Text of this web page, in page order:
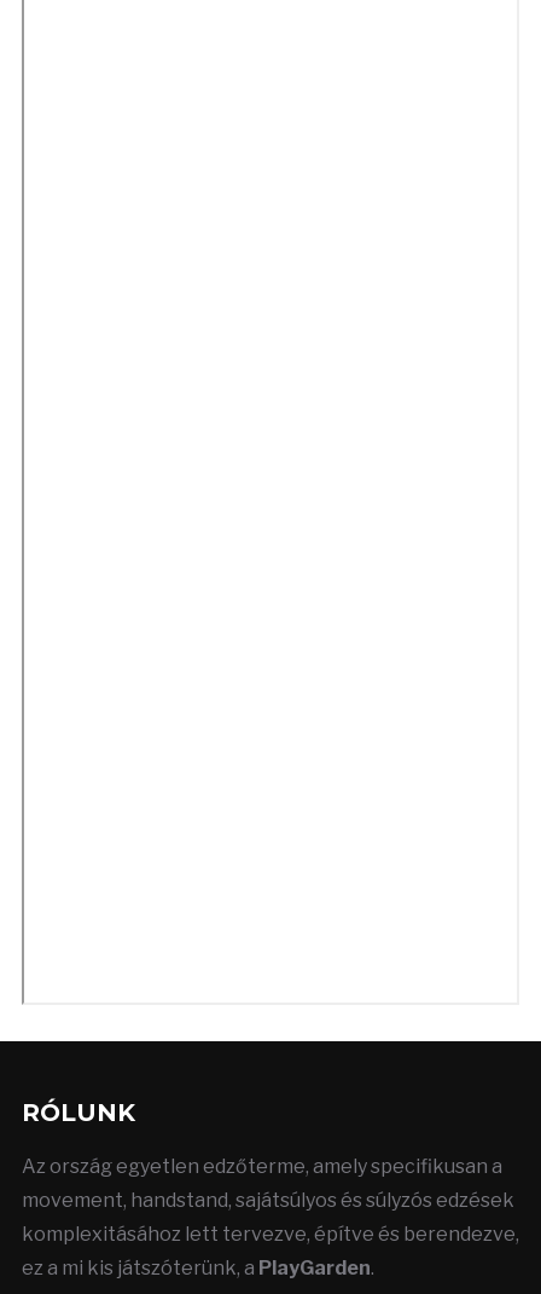
RÓLUNK
Az ország egyetlen edzőterme, amely specifikusan a
movement, handstand, sajátsúlyos és súlyzós edzések
komplexitásához lett tervezve, építve és berendezve,
ez a mi kis játszóterünk, a PlayGarden.